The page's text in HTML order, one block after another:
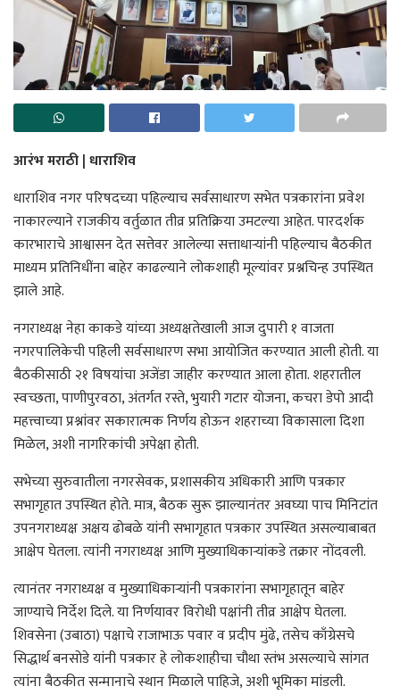
आरंभ मराठी | धाराशिव
धाराशिव नगर परिषदच्या पहिल्याच सर्वसाधारण सभेत पत्रकारांना प्रवेश
नाकारल्याने राजकीय वर्तुळात तीव्र प्रतिक्रिया उमटल्या आहेत. पारदर्शक
कारभाराचे आश्वासन देत सत्तेवर आलेल्या सत्ताधाऱ्यांनी पहिल्याच बैठकीत
माध्यम प्रतिनिधींना बाहेर काढल्याने लोकशाही मूल्यांवर प्रश्नचिन्ह उपस्थित
झाले आहे.
नगराध्यक्ष नेहा काकडे यांच्या अध्यक्षतेखाली आज दुपारी १ वाजता
नगरपालिकेची पहिली सर्वसाधारण सभा आयोजित करण्यात आली होती. या
बैठकीसाठी २१ विषयांचा अजेंडा जाहीर करण्यात आला होता. शहरातील
स्वच्छता, पाणीपुरवठा, अंतर्गत रस्ते, भुयारी गटार योजना, कचरा डेपो आदी
महत्त्वाच्या प्रश्नांवर सकारात्मक निर्णय होऊन शहराच्या विकासाला दिशा
मिळेल, अशी नागरिकांची अपेक्षा होती.
सभेच्या सुरुवातीला नगरसेवक, प्रशासकीय अधिकारी आणि पत्रकार
सभागृहात उपस्थित होते. मात्र, बैठक सुरू झाल्यानंतर अवघ्या पाच मिनिटांत
उपनगराध्यक्ष अक्षय ढोबळे यांनी सभागृहात पत्रकार उपस्थित असल्याबाबत
आक्षेप घेतला. त्यांनी नगराध्यक्ष आणि मुख्याधिकाऱ्यांकडे तक्रार नोंदवली.
त्यानंतर नगराध्यक्ष व मुख्याधिकाऱ्यांनी पत्रकारांना सभागृहातून बाहेर
जाण्याचे निर्देश दिले. या निर्णयावर विरोधी पक्षांनी तीव्र आक्षेप घेतला.
शिवसेना (उबाठा) पक्षाचे राजाभाऊ पवार व प्रदीप मुंढे, तसेच काँग्रेसचे
सिद्धार्थ बनसोडे यांनी पत्रकार हे लोकशाहीचा चौथा स्तंभ असल्याचे सांगत
त्यांना बैठकीत सन्मानाचे स्थान मिळाले पाहिजे, अशी भूमिका मांडली.